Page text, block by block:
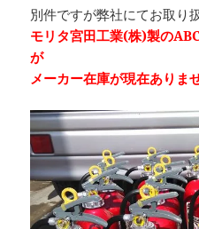
別件ですが弊社にてお取り
モリタ宮田工業(株)製の
が
メーカー在庫が現在ありませ